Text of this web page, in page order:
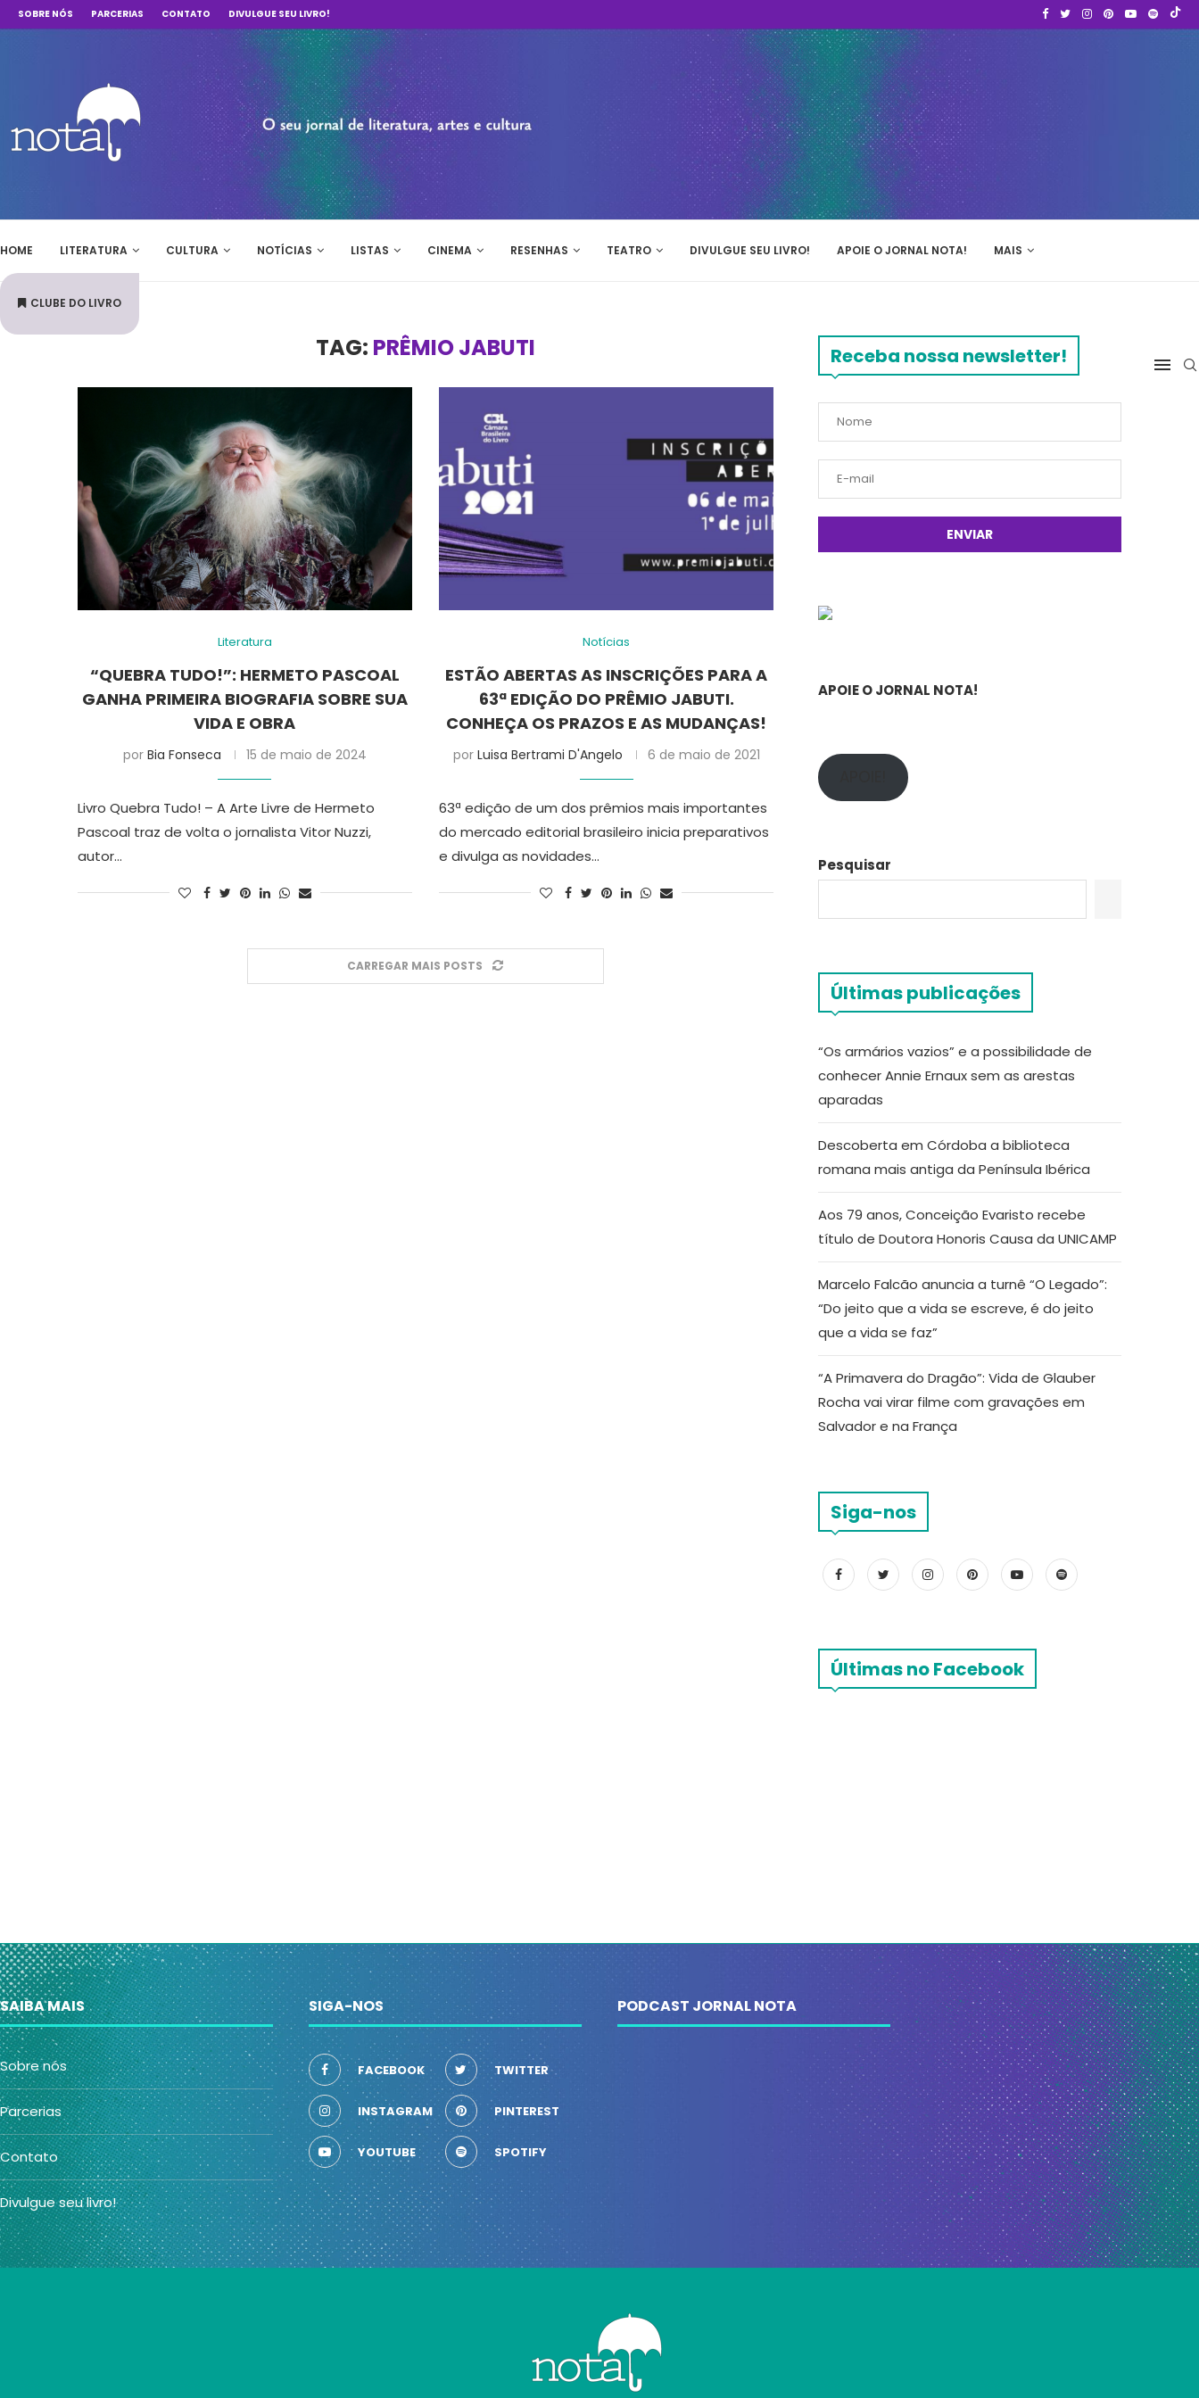
SOBRE NÓS PARCERIAS CONTATO DIVULGUE SEU LIVRO!
HOME LITERATURA CULTURA NOTÍCIAS LISTAS CINEMA RESENHAS TEATRO DIVULGUE SEU LIVRO! APOIE O JORNAL NOTA! MAIS
CLUBE DO LIVRO
TAG: PRÊMIO JABUTI
Literatura
“QUEBRA TUDO!”: HERMETO PASCOAL
GANHA PRIMEIRA BIOGRAFIA SOBRE SUA
VIDA E OBRA
por Bia Fonseca 15 de maio de 2024
Livro Quebra Tudo! – A Arte Livre de Hermeto
Pascoal traz de volta o jornalista Vitor Nuzzi,
autor…
Notícias
ESTÃO ABERTAS AS INSCRIÇÕES PARA A
63ª EDIÇÃO DO PRÊMIO JABUTI.
CONHEÇA OS PRAZOS E AS MUDANÇAS!
por Luisa Bertrami D'Angelo 6 de maio de 2021
63ª edição de um dos prêmios mais importantes
do mercado editorial brasileiro inicia preparativos
e divulga as novidades…
CARREGAR MAIS POSTS
Receba nossa newsletter!
APOIE O JORNAL NOTA!
Pesquisar
Últimas publicações
“Os armários vazios” e a possibilidade de
conhecer Annie Ernaux sem as arestas
aparadas
Descoberta em Córdoba a biblioteca
romana mais antiga da Península Ibérica
Aos 79 anos, Conceição Evaristo recebe
título de Doutora Honoris Causa da UNICAMP
Marcelo Falcão anuncia a turnê “O Legado”:
“Do jeito que a vida se escreve, é do jeito
que a vida se faz”
“A Primavera do Dragão”: Vida de Glauber
Rocha vai virar filme com gravações em
Salvador e na França
Siga-nos
Últimas no Facebook
SAIBA MAIS
Sobre nós
Parcerias
Contato
Divulgue seu livro!
SIGA-NOS
FACEBOOK TWITTER
INSTAGRAM PINTEREST
YOUTUBE SPOTIFY
PODCAST JORNAL NOTA